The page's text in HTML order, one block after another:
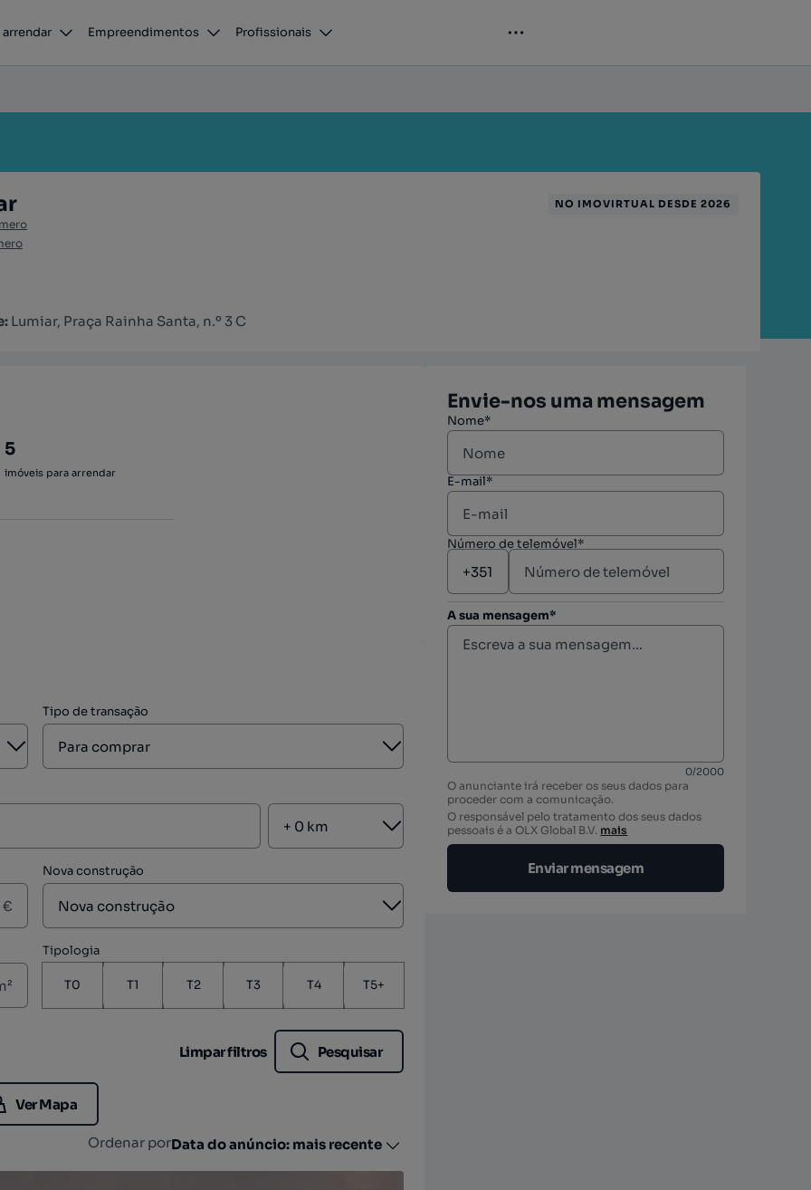
arrendar Empreendimentos Profissionais
Lumiar, Praça Rainha Santa, n.º 3 C
NO IMOVIRTUAL DESDE 2026
5
imóveis para arrendar
Aberto
Tipo de transação
Aberto
Aberto
Nova construção
Aberto
€
Tipologia
T0 T1 T2 T3 T4 T5+
Limpar filtros Pesquisar
Ver Mapa
Ordenar porData do anúncio: mais recente
Envie-nos uma mensagem
Nome*
E-mail*
Número de telemóvel*
A sua mensagem*
0/2000
O anunciante irá receber os seus dados para
proceder com a comunicação.
O responsável pelo tratamento dos seus dados
pessoais é a OLX Global B.V. mais
Enviar mensagem